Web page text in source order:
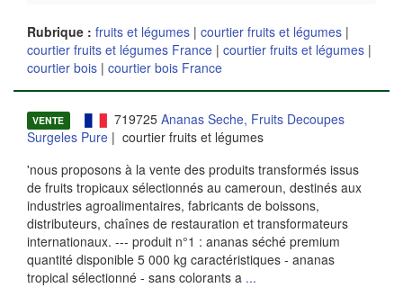
Rubrique : fruits et légumes | courtier fruits et légumes |
courtier fruits et légumes France | courtier fruits et légumes |
courtier bois | courtier bois France
VENTE 719725 Ananas Seche, Fruits Decoupes
Surgeles Pure | courtier fruits et légumes
'nous proposons à la vente des produits transformés issus
de fruits tropicaux sélectionnés au cameroun, destinés aux
industries agroalimentaires, fabricants de boissons,
distributeurs, chaînes de restauration et transformateurs
internationaux. --- produit n°1 : ananas séché premium
quantité disponible 5 000 kg caractéristiques - ananas
tropical sélectionné - sans colorants a ...